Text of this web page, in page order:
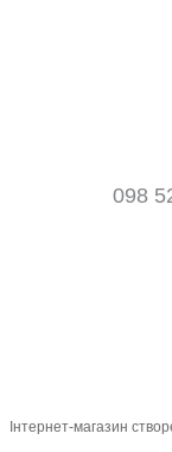
098
Інтернет-магазин